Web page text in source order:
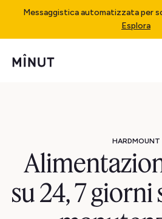
Messaggistica automatizzata per
Esplora
HARDMOUNT
su 24, 7 giorni